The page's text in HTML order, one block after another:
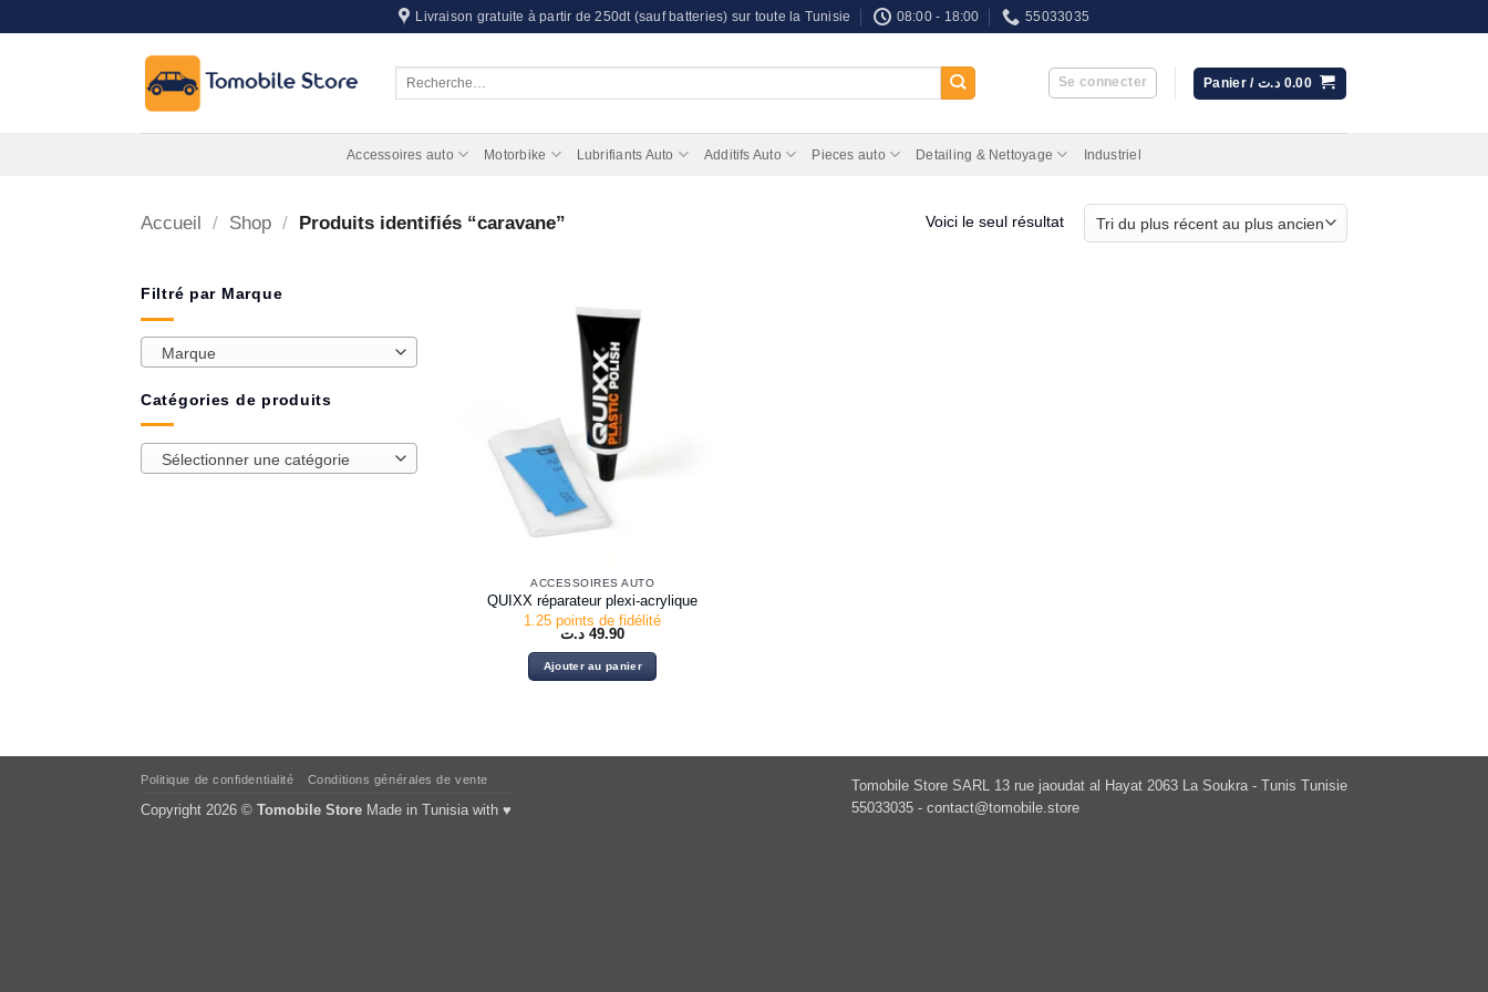
au
Livraison gratuite à partir de 250dt (sauf batteries) sur toute la Tunisie 08:00 - 18:00 55033035
Se connecter Panier / 0.00 د.ت
Accessoires auto Motorbike Lubrifiants Auto Additifs Auto Pieces auto Detailing & Nettoyage Industriel
Accueil / Shop / Produits identifiés “caravane” Voici le seul résultat
Filtré par Marque
Marque
Catégories de produits
Sélectionner une catégorie
ACCESSOIRES AUTO
QUIXX réparateur plexi-acrylique
1.25 points de fidélité
49.90 د.ت
Ajouter au panier
Tomobile Store SARL 13 rue jaoudat al Hayat 2063 La Soukra - Tunis Tunisie
55033035 - contact@tomobile.store
Politique de confidentialité Conditions générales de vente
Copyright 2026 © Tomobile Store Made in Tunisia with ♥